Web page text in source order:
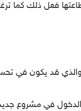
فعل ذلك كما
قد يكون في
الدخول في مشروع